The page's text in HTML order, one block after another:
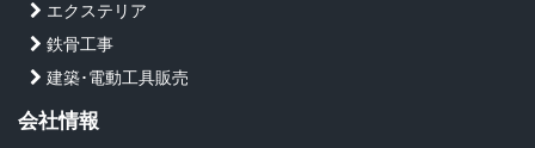
エクステリア
鉄骨工事
建築･電動工具販売
会社情報